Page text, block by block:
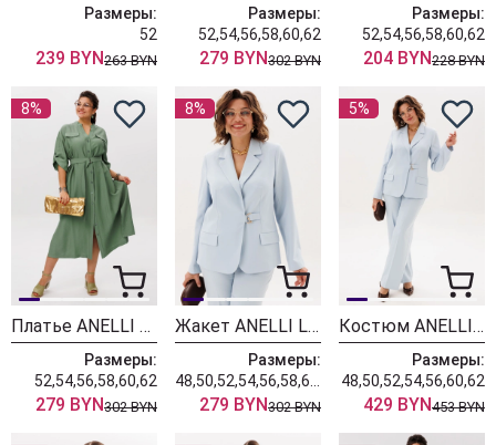
Размеры:
52
239 BYN263 BYN
Размеры:
52,54,56,58,60,62
279 BYN302 BYN
Размеры:
52,54,56,58,60,62
204 BYN228 BYN
8%
Платье ANELLI LAUREL 1541 лесная тень
Размеры:
52,54,56,58,60,62
279 BYN302 BYN
8%
Жакет ANELLI LAUREL 1814 голубая гортензия
Размеры:
279 BYN302 BYN
5%
Костюм ANELLI LAUREL 1856 голубая гортензия
Размеры:
48,50,52,54,56,60,62
429 BYN453 BYN